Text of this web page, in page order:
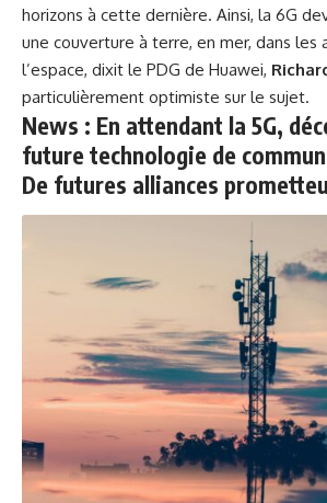
horizons à cette dernière. Ainsi, la 6G
une couverture à terre, en mer, dans les
l’espace, dixit le PDG de Huawei,
particulièrement optimiste sur le sujet.
News : En attendant la 5G,
future technologie de
De futures alliances